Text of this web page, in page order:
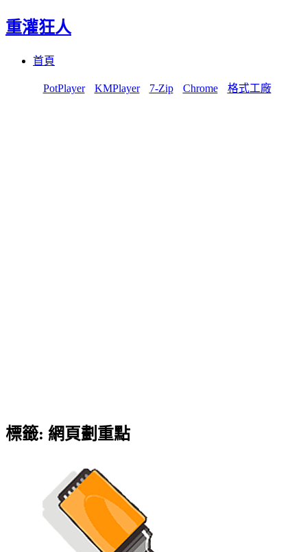
重灌狂人
首頁
PotPlayer KMPlayer 7-Zip Chrome 格式工廠
標籤: 網頁劃重點